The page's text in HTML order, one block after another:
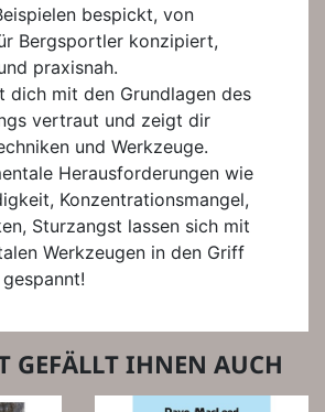
bespickt, von
Bergsportler konzipiert,
praxisnah.
dich mit den Grundlagen des
vertraut und zeigt dir
und Werkzeuge.
Herausforderungen wie
Konzentrationsmangel,
Sturzangst lassen sich mit
Werkzeugen in den Griff
GEFÄLLT IHNEN AUCH